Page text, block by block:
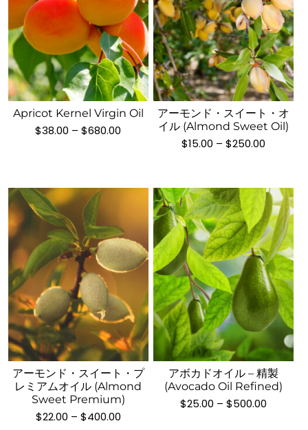
Apricot Kernel Virgin Oil
$38.00 –$680.00
$680.00
こ
の
商
品
に
は
バ
リ
エ
ー
シ
ョ
ン
が
あ
ま
す。
オ
プ
シ
アーモンド・スイート・オ
イル (Almond Sweet Oil)
$15.00 – $250.00価
–
$250.00
こ
の
商
品
に
は
複
バ
リ
エ
ー
シ
ョ
ン
が
あ
り
ま
す。
オ
プ
アーモンド・スイート・プ
レミアムオイル (Almond
Sweet Premium)
$22.00 – $400.00価
こ
商
品
に
は
複
アボカドオイル – 精製
(Avocado Oil Refined)
$25.00 – $500.00価
こ
の
商
品
に
は
複